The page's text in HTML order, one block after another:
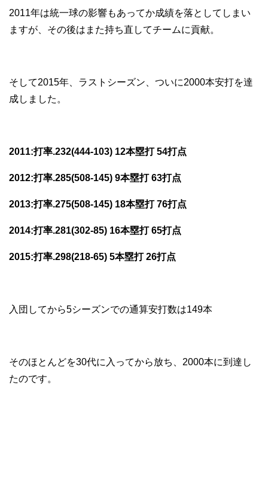
2011年は統一球の影響もあってか成績を落としてしまい
ますが、その後はまた持ち直してチームに貢献。
そして2015年、ラストシーズン、ついに2000本安打を達
成しました。
2011:打率.232(444-103) 12本塁打 54打点
2012:打率.285(508-145) 9本塁打 63打点
2013:打率.275(508-145) 18本塁打 76打点
2014:打率.281(302-85) 16本塁打 65打点
2015:打率.298(218-65) 5本塁打 26打点
入団してから5シーズンでの通算安打数は149本
そのほとんどを30代に入ってから放ち、2000本に到達し
たのです。